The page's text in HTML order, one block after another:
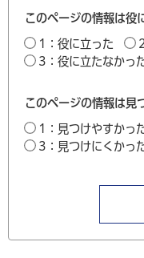
このページの情報は役
1：役に立った
3：役に立たなかっ
このページの情報は見
1：見つけやすかっ
3：見つけにくかっ